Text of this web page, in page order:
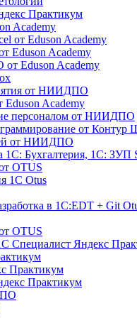
Практикум
Academy
от Eduson Academy
Eduson Academy
Eduson Academy
от НИИДПО
Eduson Academy
персоналом от НИИДПО
от Контур
от НИИДПО
1С: Бухгалтерия, 1С: ЗУП
OTUS
1С Otus
в 1С:EDT + Git
OTUS
Специалист Яндекс
Практикум
Практикум